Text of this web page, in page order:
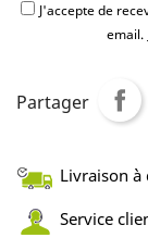
J'accepte de
email.
Partager
Livraison
Service